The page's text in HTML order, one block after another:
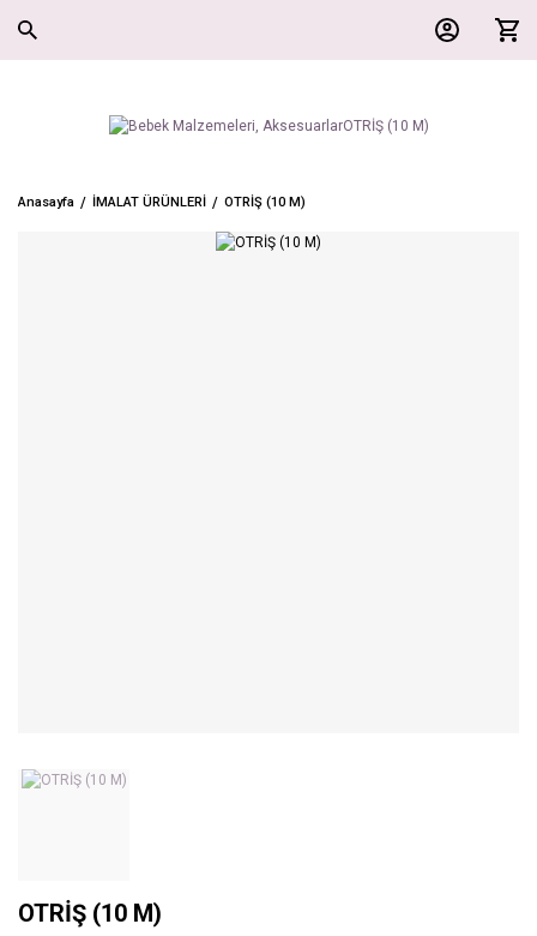
Anasayfa İMALAT ÜRÜNLERİ OTRİŞ (10 M)
OTRİŞ (10 M)